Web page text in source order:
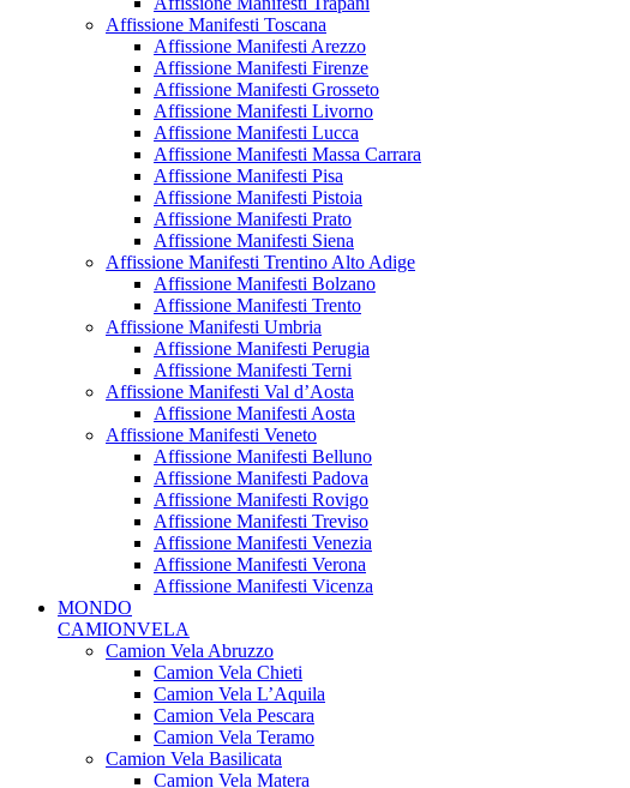
Affissione Manifesti Toscana
Affissione Manifesti Arezzo
Affissione Manifesti Firenze
Affissione Manifesti Grosseto
Affissione Manifesti Livorno
Affissione Manifesti Lucca
Affissione Manifesti Massa Carrara
Affissione Manifesti Pisa
Affissione Manifesti Pistoia
Affissione Manifesti Prato
Affissione Manifesti Siena
Affissione Manifesti Trentino Alto Adige
Affissione Manifesti Bolzano
Affissione Manifesti Trento
Affissione Manifesti Umbria
Affissione Manifesti Perugia
Affissione Manifesti Terni
Affissione Manifesti Val d’Aosta
Affissione Manifesti Aosta
Affissione Manifesti Veneto
Affissione Manifesti Belluno
Affissione Manifesti Padova
Affissione Manifesti Rovigo
Affissione Manifesti Treviso
Affissione Manifesti Venezia
Affissione Manifesti Verona
Affissione Manifesti Vicenza
MONDO
CAMIONVELA
Camion Vela Abruzzo
Camion Vela Chieti
Camion Vela L’Aquila
Camion Vela Pescara
Camion Vela Teramo
Camion Vela Basilicata
Camion Vela Matera